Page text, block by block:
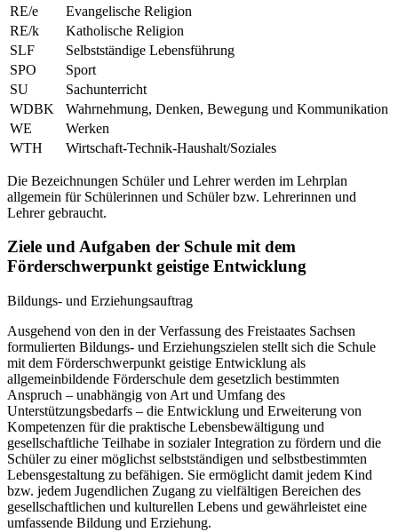
RE/e
Evangelische Religion
RE/k
Katholische Religion
SLF
Selbstständige Lebensführung
SPO
Sport
SU
Sachunterricht
WDBK
Wahrnehmung, Denken, Bewegung und Kommunikation
WE
Werken
WTH
Wirtschaft-Technik-Haushalt/Soziales
Die Bezeichnungen Schüler und Lehrer werden im Lehrplan
allgemein für Schülerinnen und Schüler bzw. Lehrerinnen und
Lehrer gebraucht.
Ziele und Aufgaben der Schule mit dem
Förderschwerpunkt geistige Entwicklung
Bildungs- und Erziehungsauftrag
Ausgehend von den in der Verfassung des Freistaates Sachsen
formulierten Bildungs- und Erziehungszielen stellt sich die Schule
mit dem Förderschwerpunkt geistige Entwicklung als
allgemeinbildende Förderschule dem gesetzlich bestimmten
Anspruch – unabhängig von Art und Umfang des
Unterstützungsbedarfs – die Entwicklung und Erweiterung von
Kompetenzen für die praktische Lebensbewältigung und
gesellschaftliche Teilhabe in sozialer Integration zu fördern und die
Schüler zu einer möglichst selbstständigen und selbstbestimmten
Lebensgestaltung zu befähigen. Sie ermöglicht damit jedem Kind
bzw. jedem Jugendlichen Zugang zu vielfältigen Bereichen des
gesellschaftlichen und kulturellen Lebens und gewährleistet eine
umfassende Bildung und Erziehung.